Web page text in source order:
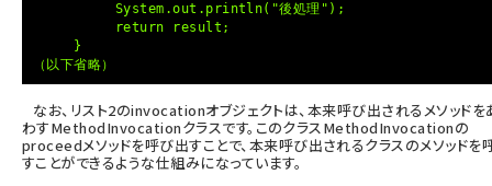
System.out.println("後処理");
return result;
}
（以下省略）
なお、リスト2のinvocationオブジェクトは、本来呼び出されるメソッドを
わすMethodInvocationクラスです。このクラスMethodInvocationの
proceedメソッドを呼び出すことで、本来呼び出されるクラスのメソッドを
すことができるような仕組みになっています。